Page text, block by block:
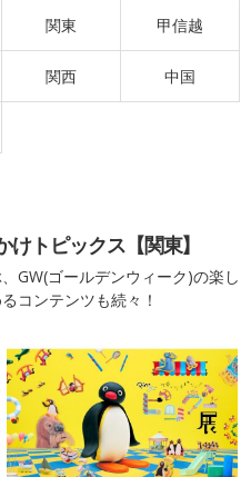
関東 甲信越
関西 中国
トピックス【関東】
GW(ゴールデンウィーク)の楽し
コンテンツも続々！